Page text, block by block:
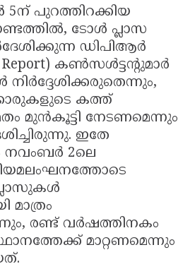
5ന് പുറത്തിറക്കിയ
ടോൾ പ്ലാസ
ഡിപിആർ
Report) കൺസൾട്ടന്റുമാർ
കത്ത്
മുൻകൂട്ടി നേടണമെന്നും
ഇതേ
നവംബർ 2ലെ
മാത്രം
രണ്ട് വർഷത്തിനകം
മാറ്റണമെന്നും